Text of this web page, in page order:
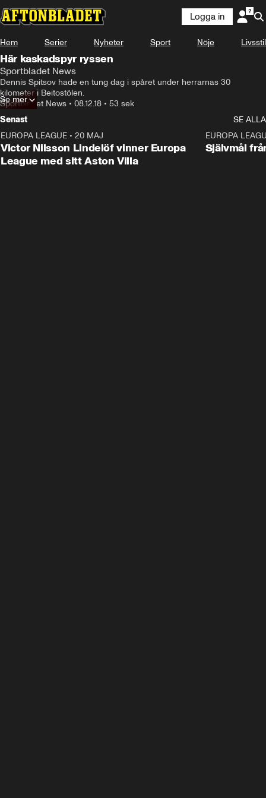
Logga in
Hem Serier Nyheter Sport Nöje Livsstil
Här kaskadspyr ryssen
Sportbladet News
Dennis Spitsov hade en tung dag i spåret under herrarnas 30
kilometer i Beitostölen.
Sportbladet News • 08.12.18 • 53 sek
Se mer
Senast
SE ALLA
EUROPA LEAGUE • 20 MAJ
Victor Nilsson Lindelöf vinner Europa
League med sitt Aston Villa
EUROPA
Självmål